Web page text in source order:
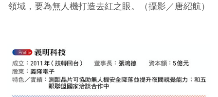
領域，要為無人機打造去紅之眼。（攝影／唐紹航）